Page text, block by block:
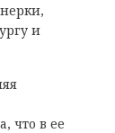
и
что в ее